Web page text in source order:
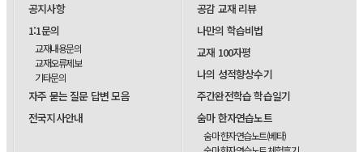
공지사항
1:1문의
교재내용문의
교재오류제보
기타문의
자주 묻는 질문 답변 모음
전국지사안내
공감 교재 리뷰
나만의 학습비법
교재 100자평
나의 성적향상수기
주간완전학습 학습일기
숨마 한자연습노트
숨마 한자연습노트(베타)